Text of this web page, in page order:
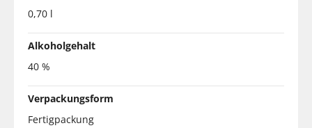
0,70 l
Alkoholgehalt
40 %
Verpackungsform
Fertigpackung